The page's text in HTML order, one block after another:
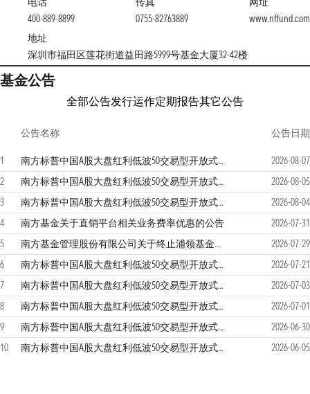
400-889-8899
0755-82763889
www.nffund.com
地址
深圳市福田区莲花街道益田路5999号基金大厦32-42楼
基金公告
全部公告发行运作定期报告其它公告
公告名称 公告日期
1 南方标普中国A股大盘红利低波50交易型开放式指数证券投资基金联接基金恢复大额申购、定投和转换转入业务的公告
2026-08-07
2
南方标普中国A股大盘红利低波50交易型开放式指数证券投资基金联接基金分红公告
2026-08-05
3
南方标普中国A股大盘红利低波50交易型开放式指数证券投资基金联接基金限制大额申购、定投和转换转入业务的公告
2026-08-04
4
南方基金关于直销平台相关业务费率优惠的公告
2026-07-31
5
南方基金管理股份有限公司关于终止浦领基金销售有限公司办理本公司旗下基金销售业务的公告
2026-07-29
6
南方标普中国A股大盘红利低波50交易型开放式指数证券投资基金联接基金2026年第2季度报告
2026-07-21
7
南方标普中国A股大盘红利低波50交易型开放式指数证券投资基金联接基金恢复大额申购、定投和转换转入业务的公告
2026-07-03
8
南方标普中国A股大盘红利低波50交易型开放式指数证券投资基金联接基金分红公告
2026-07-01
9
南方标普中国A股大盘红利低波50交易型开放式指数证券投资基金联接基金限制大额申购、定投和转换转入业务的公告
2026-06-30
10
南方标普中国A股大盘红利低波50交易型开放式指数证券投资基金联接基金恢复大额申购、定投和转换转入业务的公告 2026-06-05